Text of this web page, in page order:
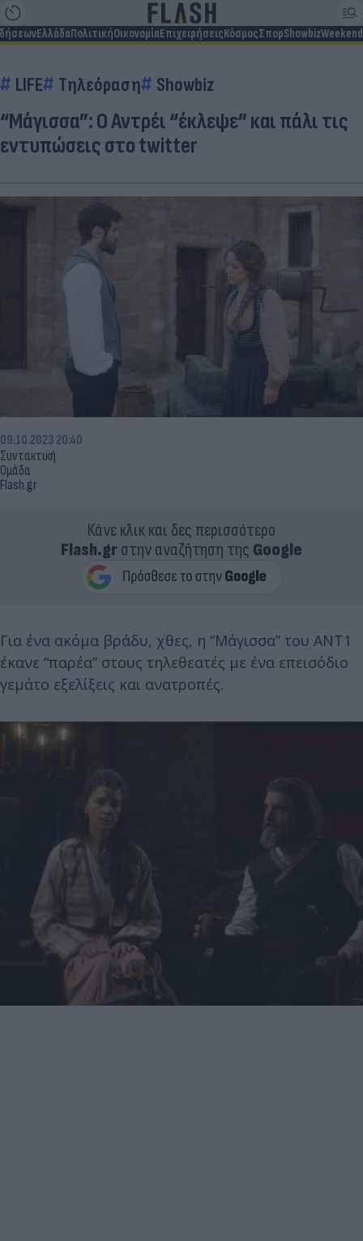
ΕλλάδαΠολιτικήΟικονομίαΕπιχειρήσειςΚόσμοςΣπορShowbizWeekend
LIFE Τηλεόραση Showbiz
“Μάγισσα”: O Αντρέι “έκλεψε” και πάλι τις
εντυπώσεις στο twitter
Συντακτική
Ομάδα
Flash.gr
09.10.2023 20:40
Κάνε κλικ και δες περισσότερο
Flash.grστην αναζήτηση της Google
Για ένα ακόμα βράδυ, χθες, η “Μάγισσα” του ΑΝΤ1
έκανε “παρέα” στους τηλεθεατές με ένα επεισόδιο
γεμάτο εξελίξεις και ανατροπές.